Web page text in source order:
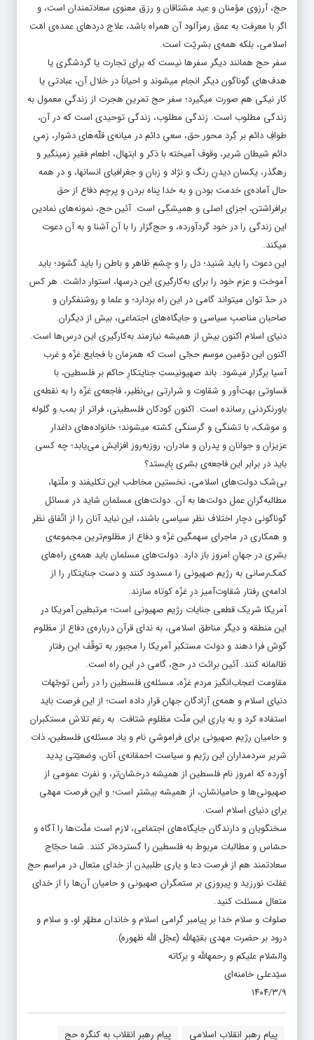
حج، آرزوی مؤمنان و عید مشتاقان و رزق معنوی سعادتمندان است، و
اگر با معرفت به عمق رمزآلود آن همراه باشد، علاج دردهای عمده‌ی امّت
اسلامی، بلکه همه‌ی بشریّت است.
سفر حج همانند دیگر سفرها نیست که برای تجارت یا گردشگری یا
هدف‌های گوناگون دیگر انجام میشوند و احیاناً در خلال آن، عبادتی یا
کار نیکی هم صورت میگیرد؛ سفر حج تمرین هجرت از زندگیِ معمول به
زندگی مطلوب است. زندگی مطلوب، زندگی توحیدی است که در آن،
طوافِ دائم بر گِرد محور حق، سعیِ دائم در میانه‌ی قلّه‌های دشوار، رَمیِ
دائم شیطان شریر، وقوف آمیخته با ذکر و ابتهال، اطعام فقیرِ زمینگیر و
رهگذر، یکسان دیدنِ رنگ و نژاد و زبان و جغرافیای انسانها، و در همه
حال آماده‌ی خدمت بودن و به خدا پناه بردن و پرچم دفاع از حق
برافراشتن، اجزای اصلی و همیشگی است. آئین حج، نمونه‌های نمادین
این زندگی را در خود گردآورده، و حج‌گزار را با آن آشنا و به آن دعوت
میکند.
این دعوت را باید شنید؛ دل را و چشمِ ظاهر و باطن را باید گشود؛ باید
آموخت و عزم خود را برای به‌کارگیری این درسها، استوار داشت. هر کس
در حدّ توان میتواند گامی در این راه بردارد؛ و علما و روشنفکران و
صاحبان مناصبِ سیاسی و جایگاه‌های اجتماعی، بیش از دیگران.
دنیای اسلام اکنون بیش از همیشه نیازمند به‌کارگیری این درس‌ها است.
اکنون این دوّمین موسم حجّی است که همزمان با فجایع غزّه و غرب
آسیا برگزار میشود. باند صهیونیستِ جنایتکارِ حاکم بر فلسطین، با
قساوتی بهت‌آور و شقاوت و شرارتی بی‌نظیر، فاجعه‌ی غزّه را به نقطه‌ی
باورنکردنی رسانده است. اکنون کودکان فلسطینی، فراتر از بمب و گلوله
و موشک، با تشنگی و گرسنگی کشته میشوند؛ خانواده‌های داغدار
عزیزان و جوانان و پدران و مادران، روزبه‌روز افزایش می‌یابد؛ چه کسی
باید در برابر این فاجعه‌ی بشری بِایستد؟
بی‌شک دولت‌های اسلامی، نخستین مخاطب این تکلیفند و ملّتها،
مطالبه‌گرانِ عمل دولت‌ها به آن. دولت‌های مسلمان شاید در مسائل
گوناگونی دچار اختلاف نظر سیاسی باشند، این نباید آنان را از اتّفاق نظر
و همکاری در ماجرای سهمگین غزّه و دفاع از مظلوم‌ترین مجموعه‌ی
بشری در جهانِ امروز باز دارد. دولت‌های مسلمان باید همه‌ی راه‌های
کمک‌رسانی به رژیم صهیونی را مسدود کنند و دست جنایتکار را از
ادامه‌ی رفتار شقاوت‌آمیز در غزّه کوتاه سازند.
آمریکا شریک قطعی جنایات رژیم صهیونی است؛ مرتبطین آمریکا در
این منطقه و دیگر مناطق اسلامی، به ندای قرآن درباره‌ی دفاع از مظلوم
گوش فرا دهند و دولت مستکبر آمریکا را مجبور به توقّف این رفتار
ظالمانه کنند. آئین برائت در حج، گامی در این راه است.
مقاومت اعجاب‌انگیز مردم غزّه، مسئله‌ی فلسطین را در رأس توجّهات
دنیای اسلام و همه‌ی آزادگان جهان قرار داده است؛ از این فرصت باید
استفاده کرد و به یاری این ملّت مظلوم شتافت. به رغم تلاش مستکبران
و حامیان رژیم صهیونی برای فراموشیِ نام و یاد مسئله‌ی فلسطین، ذات
شریر سردمداران این رژیم و سیاست احمقانه‌ی آنان، وضعیّتی پدید
آورده که امروز نام فلسطین از همیشه درخشان‌تر، و نفرت عمومی از
صهیونی‌ها و حامیانشان، از همیشه بیشتر است؛ و این فرصت مهمّی
برای دنیای اسلام است.
سخنگویان و دارندگان جایگاه‌های اجتماعی، لازم است ملّت‌ها را آگاه و
حسّاس و مطالبات مربوط به فلسطین را گسترده‌تر کنند. شما حجّاج
سعادتمند هم از فرصت دعا و یاری طلبیدن از خدای متعال در مراسم حج
غفلت نورزید و پیروزی بر ستمگران صهیونی و حامیان آن‌ها را از خدای
متعال مسئلت کنید.
صلوات و سلام خدا بر پیامبر گرامی اسلام و خاندان مطهّر او، و سلام و
درود بر حضرت مهدی بقیّهالله (عجّل الله ظهوره).
والسّلام علیکم و رحمهالله و برکاته
سیّدعلی خامنه‌ای
۱۴۰۴/۳/۹
پیام رهبر انقلاب اسلامی پیام رهبر انقلاب به کنگره حج